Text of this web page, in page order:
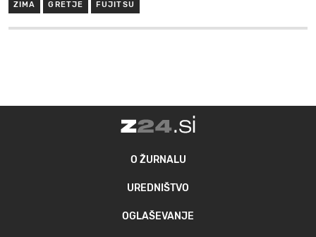
ZIMA GRETJE FUJITSU
O ŽURNALU
UREDNIŠTVO
OGLAŠEVANJE